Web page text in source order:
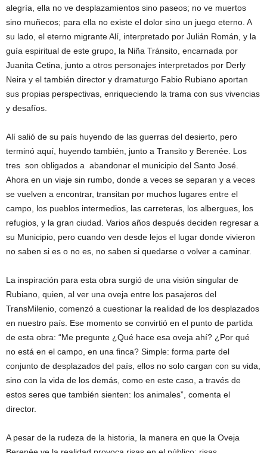
alegría, ella no ve desplazamientos sino paseos; no ve muertos
sino muñecos; para ella no existe el dolor sino un juego eterno. A
su lado, el eterno migrante Alí, interpretado por Julián Román, y la
guía espiritual de este grupo, la Niña Tránsito, encarnada por
Juanita Cetina, junto a otros personajes interpretados por Derly
Neira y el también director y dramaturgo Fabio Rubiano aportan
sus propias perspectivas, enriqueciendo la trama con sus vivencias
y desafíos.
Alí salió de su país huyendo de las guerras del desierto, pero
terminó aquí, huyendo también, junto a Transito y Berenée. Los
tres son obligados a abandonar el municipio del Santo José.
Ahora en un viaje sin rumbo, donde a veces se separan y a veces
se vuelven a encontrar, transitan por muchos lugares entre el
campo, los pueblos intermedios, las carreteras, los albergues, los
refugios, y la gran ciudad. Varios años después deciden regresar a
su Municipio, pero cuando ven desde lejos el lugar donde vivieron
no saben si es o no es, no saben si quedarse o volver a caminar.
La inspiración para esta obra surgió de una visión singular de
Rubiano, quien, al ver una oveja entre los pasajeros del
TransMilenio, comenzó a cuestionar la realidad de los desplazados
en nuestro país. Ese momento se convirtió en el punto de partida
de esta obra: “Me pregunte ¿Qué hace esa oveja ahí? ¿Por qué
no está en el campo, en una finca? Simple: forma parte del
conjunto de desplazados del país, ellos no solo cargan con su vida,
sino con la vida de los demás, como en este caso, a través de
estos seres que también sienten: los animales”, comenta el
director.
A pesar de la rudeza de la historia, la manera en que la Oveja